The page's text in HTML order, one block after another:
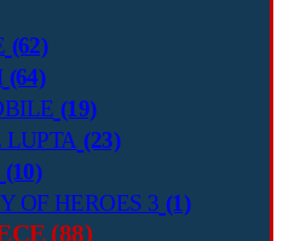
(62)
(64)
(19)
LUPTA (23)
(10)
OF HEROES 3 (1)
(88)